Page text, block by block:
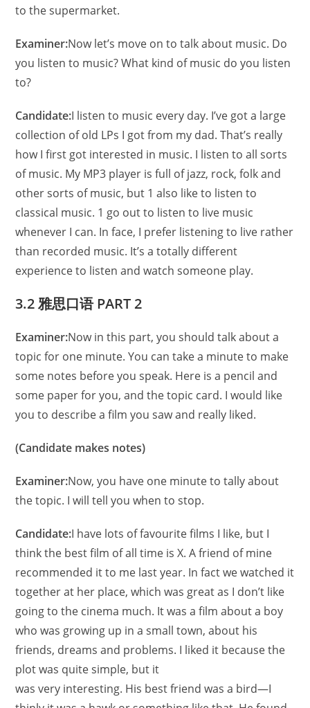
to the supermarket.
Examiner:Now let’s move on to talk about music. Do
you listen to music? What kind of music do you listen
to?
Candidate:I listen to music every day. I’ve got a large
collection of old LPs I got from my dad. That’s really
how I first got interested in music. I listen to all sorts
of music. My MP3 player is full of jazz, rock, folk and
other sorts of music, but 1 also like to listen to
classical music. 1 go out to listen to live music
whenever I can. In face, I prefer listening to live rather
than recorded music. It’s a totally different
experience to listen and watch someone play.
3.2 雅思口语 PART 2
Examiner:Now in this part, you should talk about a
topic for one minute. You can take a minute to make
some notes before you speak. Here is a pencil and
some paper for you, and the topic card. I would like
you to describe a film you saw and really liked.
(Candidate makes notes)
Examiner:Now, you have one minute to tally about
the topic. I will tell you when to stop.
Candidate:I have lots of favourite films I like, but I
think the best film of all time is X. A friend of mine
recommended it to me last year. In fact we watched it
together at her place, which was great as I don’t like
going to the cinema much. It was a film about a boy
who was growing up in a small town, about his
friends, dreams and problems. I liked it because the
plot was quite simple, but it
was very interesting. His best friend was a bird—I